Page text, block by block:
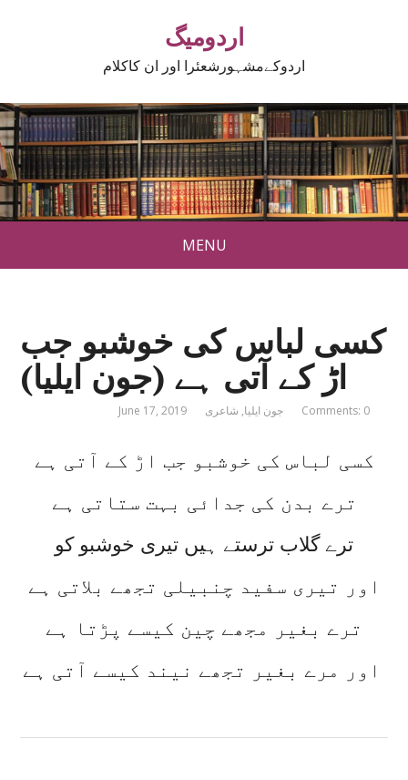
اردومیگ
اردوکےمشہورشعئرا اور ان کاکلام
MENU
کسی لباس کی خوشبو جب
اڑ کے آتی ہے (جون ایلیا)
June 17, 2019 جون ایلیا, شاعری Comments: 0
کسی لباس کی خوشبو جب اڑ کے آتی ہے
ترے بدن کی جدائی بہت ستاتی ہے
ترے گلاب ترستے ہیں تیری خوشبو کو
اور تیری سفید چنبیلی تجھے بلاتی ہے
ترے بغیر مجھے چین کیسے پڑتا ہے
اور مرے بغیر تجھے نیند کیسے آتی ہے